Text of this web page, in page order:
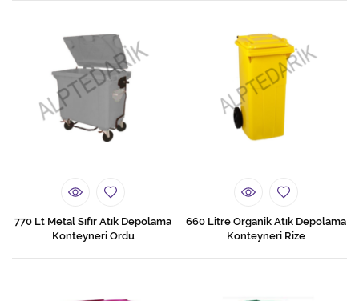
770 Lt Metal Sıfır Atık Depolama
Konteyneri Ordu
660 Litre Organik Atık Depolama
Konteyneri Rize